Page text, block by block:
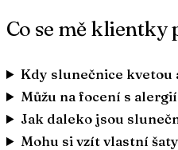
Co se mě klientky
Kdy slunečnice kvetou
Můžu na focení s
Jak daleko jsou
Mohu si vzít vlastní